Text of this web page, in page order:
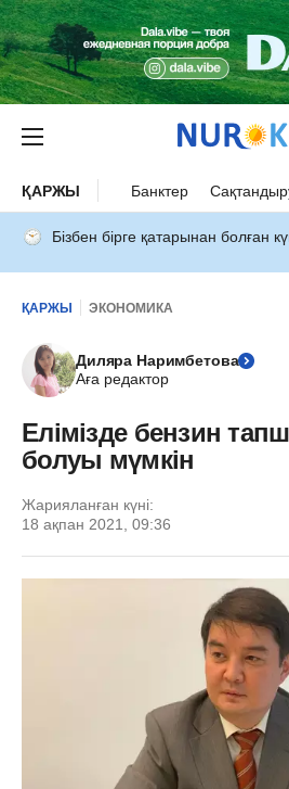
ҚАРЖЫ Банктер
Бізбен бірге қатарынан болған
ҚАРЖЫ ЭКОНОМИКА
Диляра Наримбетова
Аға редактор
Елімізде бензин
болуы мүмкін
Жарияланған күні:
18 ақпан 2021, 09:36